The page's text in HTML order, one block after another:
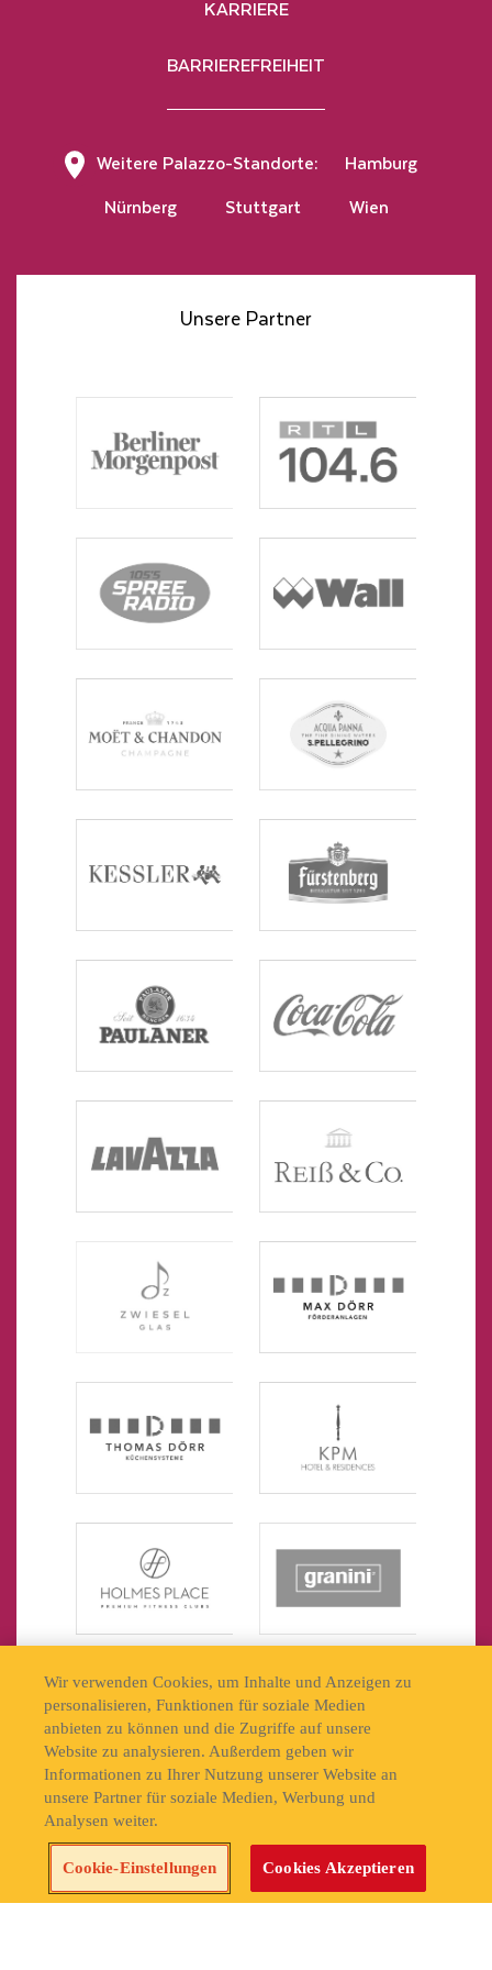
Cookie Settings
Jetzt Tickets sichern!
KARRIERE
BARRIEREFREIHEIT
Weitere Palazzo-Standorte:
Hamburg
Nürnberg
Stuttgart Wien
Unsere Partner
Wir verwenden Cookies, um Inhalte und Anzeigen zu
personalisieren, Funktionen für soziale Medien
anbieten zu können und die Zugriffe auf unsere
Website zu analysieren. Außerdem geben wir
Informationen zu Ihrer Nutzung unserer Website an
unsere Partner für soziale Medien, Werbung und
Analysen weiter.
Cookie-Einstellungen Cookies Akzeptieren